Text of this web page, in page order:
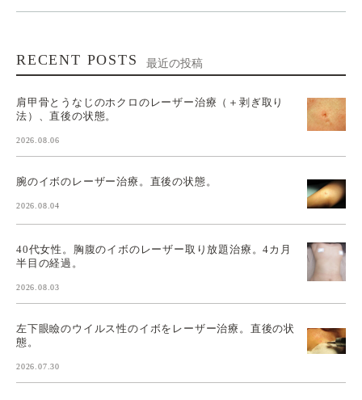
RECENT POSTS 最近の投稿
肩甲骨とうなじのホクロのレーザー治療（＋剥ぎ取り
法）、直後の状態。
2026.08.06
腕のイボのレーザー治療。直後の状態。
2026.08.04
40代女性。胸腹のイボのレーザー取り放題治療。4カ月
半目の経過。
2026.08.03
左下眼瞼のウイルス性のイボをレーザー治療。直後の状
態。
2026.07.30